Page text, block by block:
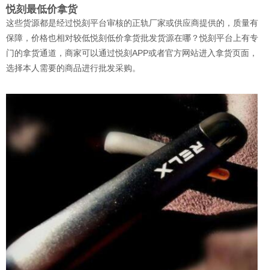
悦刻最低价拿货
这些货源都是经过悦刻平台审核的正轨厂家或供应商提供的，质量有
保障，价格也相对较低悦刻低价拿货批发货源在哪？悦刻平台上有专
门的拿货通道，商家可以通过悦刻APP或者官方网站进入拿货页面，
选择本人需要的商品进行批发采购。